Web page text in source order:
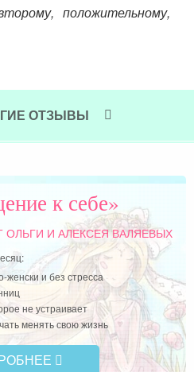
положительному,
ты
ОТЗЫВЫ
к себе»
ОЛЬГИ И АЛЕКСЕЯ ВАЛЯЕВЫХ
женски и без стресса
не устраивает
менять свою жизнь